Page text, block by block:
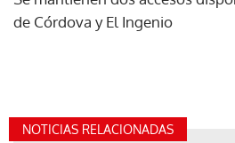
de Córdova y El Ingenio
NOTICIAS RELACIONADAS